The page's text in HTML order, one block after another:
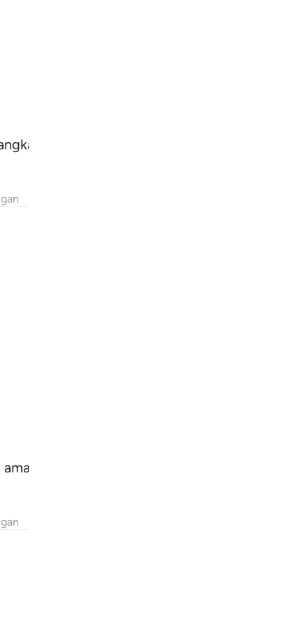
bahawa mereka akan dibangkitkan
besar (huru-haranya),